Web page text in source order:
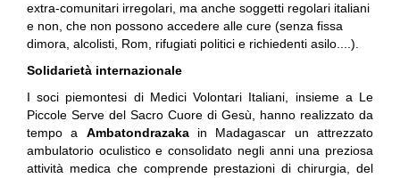
extra-comunitari irregolari, ma anche soggetti regolari italiani
e non, che non possono accedere alle cure (senza fissa
dimora, alcolisti, Rom, rifugiati politici e richiedenti asilo....).
Solidarietà internazionale
I soci piemontesi di Medici Volontari Italiani, insieme a Le
Piccole Serve del Sacro Cuore di Gesù, hanno realizzato da
tempo a Ambatondrazakain Madagascar un attrezzato
ambulatorio oculistico e consolidato negli anni una preziosa
attività medica che comprende prestazioni di chirurgia, del